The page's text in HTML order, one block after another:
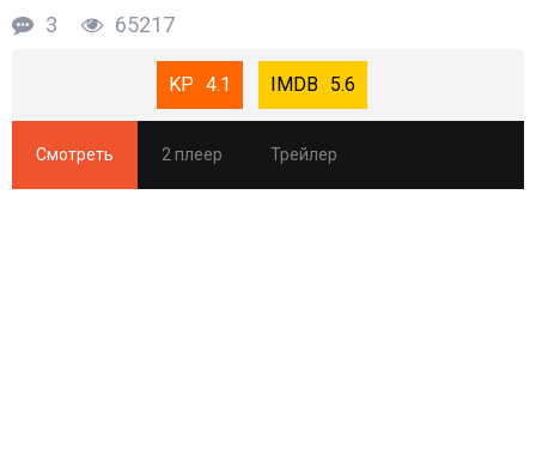
3 65217
4.1 5.6
Смотреть 2 плеер Трейлер